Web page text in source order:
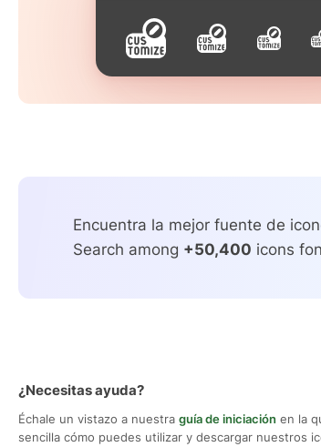
Encuentra la mejor fuente de
Search among +50,400 icons
¿Necesitas ayuda?
Échale un vistazo a nuestra guía de iniciación en la
sencilla cómo puedes utilizar y descargar nuestros